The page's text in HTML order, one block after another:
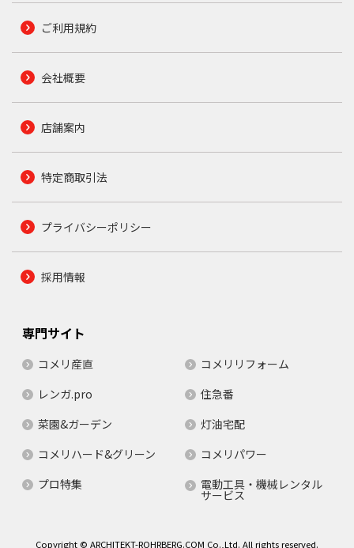
ご利用規約
会社概要
店舗案内
特定商取引法
プライバシーポリシー
採用情報
専門サイト
コメリ産直
コメリリフォーム
レンガ.pro
住急番
菜園&ガーデン
灯油宅配
コメリハード&グリーン
コメリパワー
プロ特集
電動工具・機械レンタル
サービス
Copyright © ARCHITEKT-ROHRBERG.COM Co.,Ltd. All rights reserved.